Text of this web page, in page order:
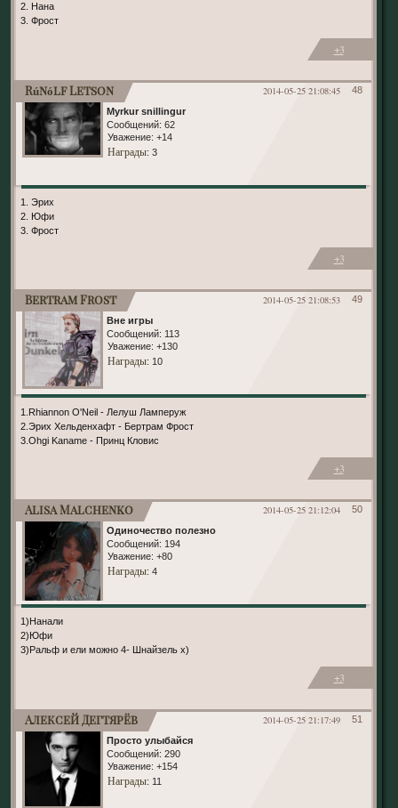
2. Нана
3. Фрост
+3
48
2014-05-25 21:08:45
Rúnólf Letson
Myrkur snillingur
Сообщений: 62
Уважение: +14
Награды: 3
1. Эрих
2. Юфи
3. Фрост
+3
49
2014-05-25 21:08:53
Bertram Frost
Вне игры
Сообщений: 113
Уважение: +130
Награды: 10
1.Rhiannon O'Neil - Лелуш Ламперуж
2.Эрих Хельденхафт - Бертрам Фрост
3.Ohgi Kaname - Принц Кловис
+3
50
2014-05-25 21:12:04
Alisa Malchenko
Одиночество полезно
Сообщений: 194
Уважение: +80
Награды: 4
1)Нанали
2)Юфи
3)Ральф и ели можно 4- Шнайзель х)
+3
51
2014-05-25 21:17:49
Алексей Дегтярёв
Просто улыбайся
Сообщений: 290
Уважение: +154
Награды: 11